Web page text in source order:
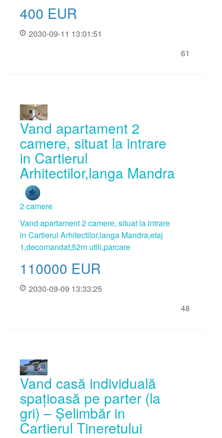
400 EUR
2030-09-11 13:01:51
61
Vand apartament 2
camere, situat la intrare
in Cartierul
Arhitectilor,langa Mandra
2 camere
Vand apartament 2 camere, situat la intrare
in Cartierul Arhitectilor,langa Mandra,etaj
1,decomandat,52m utili,parcare
110000 EUR
2030-09-09 13:33:25
48
Vand casă individuală
spațioasă pe parter (la
gri) – Șelimbăr in
Cartierul Tineretului